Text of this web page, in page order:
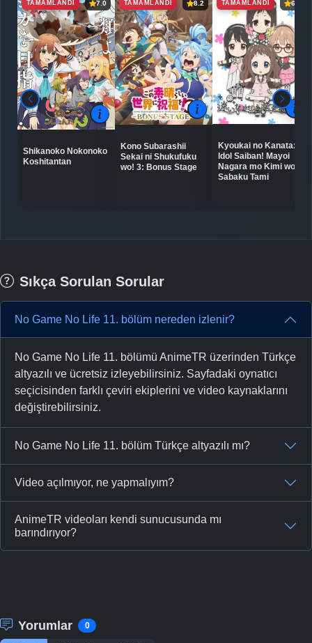
TAMAMLANDI 7.0
Shikanoko Nokonoko
Koshitantan
TAMAMLANDI 8.2
Kono Subarashii
Sekai ni Shukufuku
wo! 3: Bonus Stage
TAMAMLANDI 6.5
Kyoukai no Kanata:
Idol Saiban! Mayoi
Nagara mo Kimi wo
Sabaku Tami
Sıkça Sorulan Sorular
No Game No Life 11. bölüm nereden izlenir?
No Game No Life 11. bölümü AnimeTR üzerinden Türkçe
altyazılı ve ücretsiz izleyebilirsiniz. Sayfadaki oynatıcı
seçicisinden farklı çeviri ekiplerini ve video kaynaklarını
değiştirebilirsiniz.
No Game No Life 11. bölüm Türkçe altyazılı mı?
Video açılmıyor, ne yapmalıyım?
AnimeTR videoları kendi sunucusunda mı
barındırıyor?
Yorumlar 0